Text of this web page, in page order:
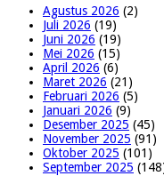
Agustus 2026 (2)
Juli 2026 (19)
Juni 2026 (19)
Mei 2026 (15)
April 2026 (6)
Maret 2026 (21)
Februari 2026 (5)
Januari 2026 (9)
Desember 2025 (45)
November 2025 (91)
Oktober 2025 (101)
September 2025